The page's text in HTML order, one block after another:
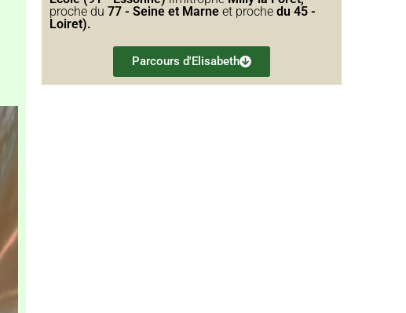
proche du 77 - Seine et Marne et proche du 45 -
Loiret).
Parcours d'Elisabeth